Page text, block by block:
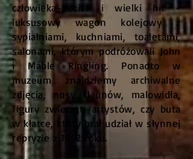
człowieka-pocisk i wielki hit -
luksusowy wagon kolejowy z
sypialniami, kuchniami, toaletami,
salonami, którym podróżowali John
i Mable Ringling. Ponadto w
muzeum znajdziemy archiwalne
zdjęcia, nosy klaunów, malowidła,
figury zwierząt, artystów, czy buta
w klatce, który brał udział w słynnej
repryzie z 1952 roku.